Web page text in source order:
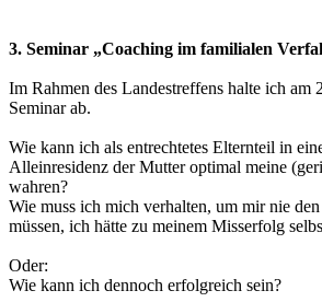
3. Seminar „Coaching im familialen
Im Rahmen des Landestreffens halte ich am
Seminar ab.
Wie kann ich als entrechtetes Elternteil in
Alleinresidenz der Mutter optimal meine
wahren?
Wie muss ich mich verhalten, um mir nie
müssen, ich hätte zu meinem Misserfolg
Oder:
Wie kann ich dennoch erfolgreich sein?